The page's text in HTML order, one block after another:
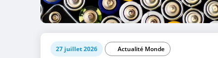
27 juillet 2026
Actualité Monde